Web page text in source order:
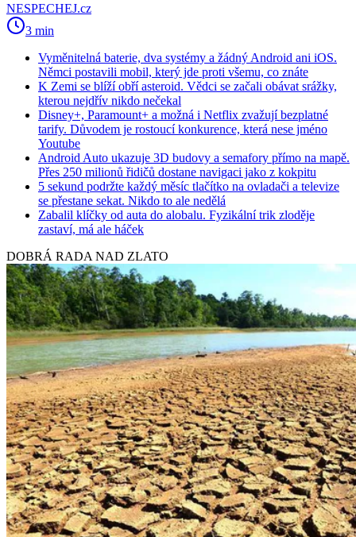
NESPECHEJ.cz
3 min
Vyměnitelná baterie, dva systémy a žádný Android ani iOS.
Němci postavili mobil, který jde proti všemu, co znáte
K Zemi se blíží obří asteroid. Vědci se začali obávat srážky,
kterou nejdřív nikdo nečekal
Disney+, Paramount+ a možná i Netflix zvažují bezplatné
tarify. Důvodem je rostoucí konkurence, která nese jméno
Youtube
Android Auto ukazuje 3D budovy a semafory přímo na mapě.
Přes 250 milionů řidičů dostane navigaci jako z kokpitu
5 sekund podržte každý měsíc tlačítko na ovladači a televize
se přestane sekat. Nikdo to ale nedělá
Zabalil klíčky od auta do alobalu. Fyzikální trik zloděje
zastaví, má ale háček
DOBRÁ RADA NAD ZLATO